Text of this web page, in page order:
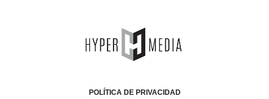
POLÍTICA DE PRIVACIDAD